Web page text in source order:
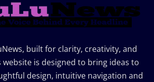
built for clarity, creativity, and
website is designed to bring ideas to
design, intuitive navigation and